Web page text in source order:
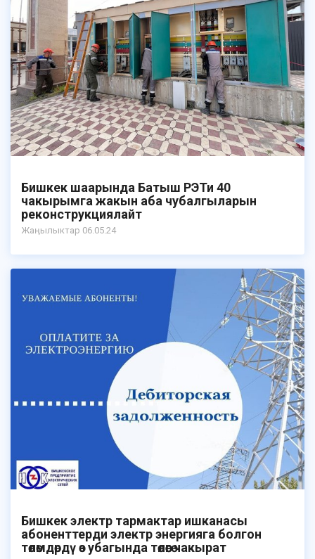
Бишкек шаарында Батыш РЭТи 40
чакырымга жакын аба чубалгыларын
реконструкциялайт
Жаӊылыктар 06.05.24
Бишкек электр тармактар ​​ишканасы
абоненттерди электр энергияга болгон
төлөмдөрдү өз убагында төлөөгө чакырат